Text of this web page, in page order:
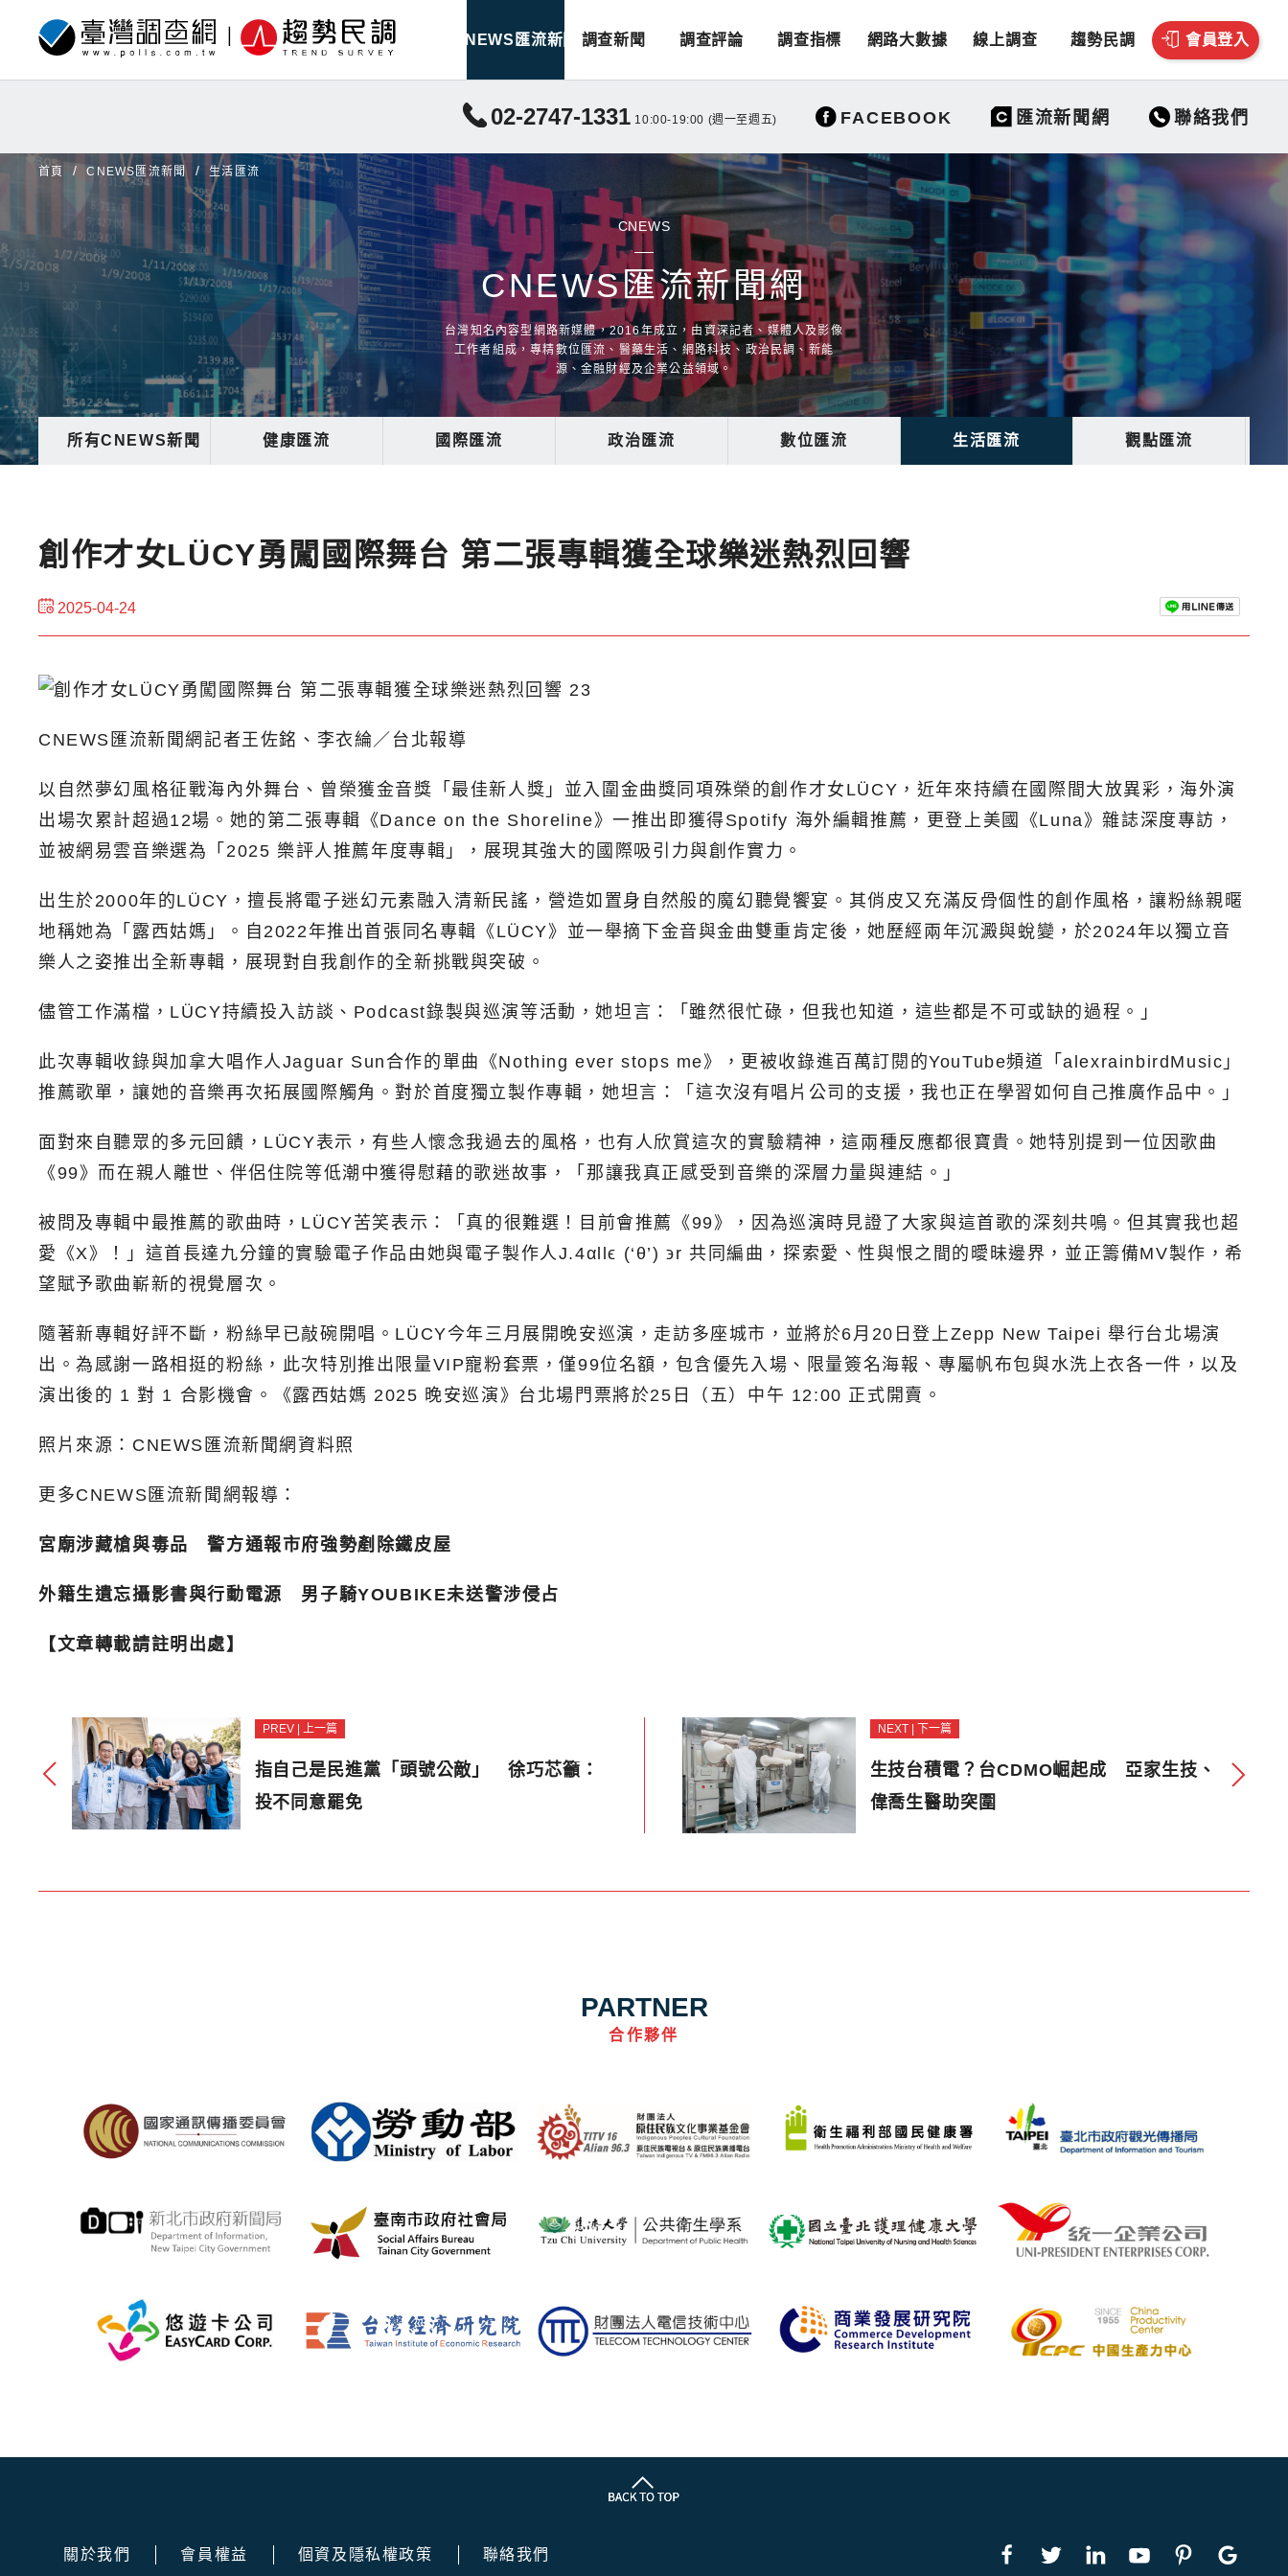
CNEWS匯流新聞 調查新聞 調查評論 調查指標 網路大數據 線上調查 趨勢民調 會員登入
02-2747-1331 10:00-19:00 (週一至週五) FACEBOOK 匯流新聞網 聯絡我們
首頁 CNEWS匯流新聞 生活匯流
CNEWS
CNEWS匯流新聞網
台灣知名內容型網路新媒體，2016年成立，由資深記者、媒體人及影像
工作者組成，專精數位匯流、醫藥生活、網路科技、政治民調、新能
源、金融財經及企業公益領域。
所有CNEWS新聞 健康匯流 國際匯流 政治匯流 數位匯流 生活匯流 觀點匯流
創作才女LÜCY勇闖國際舞台 第二張專輯獲全球樂迷熱烈回響
2025-04-24
CNEWS匯流新聞網記者王佐銘、李衣綸／台北報導
以自然夢幻風格征戰海內外舞台、曾榮獲金音獎「最佳新人獎」並入圍金曲獎同項殊榮的創作才女LÜCY，近年來持續在國際間大放異彩，海外演
出場次累計超過12場。她的第二張專輯《Dance on the Shoreline》一推出即獲得Spotify 海外編輯推薦，更登上美國《Luna》雜誌深度專訪，
並被網易雲音樂選為「2025 樂評人推薦年度專輯」，展現其強大的國際吸引力與創作實力。
出生於2000年的LÜCY，擅長將電子迷幻元素融入清新民謠，營造如置身自然般的魔幻聽覺饗宴。其俏皮又充滿反骨個性的創作風格，讓粉絲親暱
地稱她為「露西姑媽」。自2022年推出首張同名專輯《LÜCY》並一舉摘下金音與金曲雙重肯定後，她歷經兩年沉澱與蛻變，於2024年以獨立音
樂人之姿推出全新專輯，展現對自我創作的全新挑戰與突破。
儘管工作滿檔，LÜCY持續投入訪談、Podcast錄製與巡演等活動，她坦言：「雖然很忙碌，但我也知道，這些都是不可或缺的過程。」
此次專輯收錄與加拿大唱作人Jaguar Sun合作的單曲《Nothing ever stops me》，更被收錄進百萬訂閱的YouTube頻道「alexrainbirdMusic」
推薦歌單，讓她的音樂再次拓展國際觸角。對於首度獨立製作專輯，她坦言：「這次沒有唱片公司的支援，我也正在學習如何自己推廣作品中。」
面對來自聽眾的多元回饋，LÜCY表示，有些人懷念我過去的風格，也有人欣賞這次的實驗精神，這兩種反應都很寶貴。她特別提到一位因歌曲
《99》而在親人離世、伴侶住院等低潮中獲得慰藉的歌迷故事，「那讓我真正感受到音樂的深層力量與連結。」
被問及專輯中最推薦的歌曲時，LÜCY苦笑表示：「真的很難選！目前會推薦《99》，因為巡演時見證了大家與這首歌的深刻共鳴。但其實我也超
愛《X》！」這首長達九分鐘的實驗電子作品由她與電子製作人J.4αllϵ (‘θ’) ϶r 共同編曲，探索愛、性與恨之間的曖昧邊界，並正籌備MV製作，希
望賦予歌曲嶄新的視覺層次。
隨著新專輯好評不斷，粉絲早已敲碗開唱。LÜCY今年三月展開晚安巡演，走訪多座城市，並將於6月20日登上Zepp New Taipei 舉行台北場演
出。為感謝一路相挺的粉絲，此次特別推出限量VIP寵粉套票，僅99位名額，包含優先入場、限量簽名海報、專屬帆布包與水洗上衣各一件，以及
演出後的 1 對 1 合影機會。《露西姑媽 2025 晚安巡演》台北場門票將於25日（五）中午 12:00 正式開賣。
照片來源：CNEWS匯流新聞網資料照
更多CNEWS匯流新聞網報導：
宮廟涉藏槍與毒品 警方通報市府強勢剷除鐵皮屋
外籍生遺忘攝影書與行動電源 男子騎YOUBIKE未送警涉侵占
【文章轉載請註明出處】
PREV | 上一篇
指自己是民進黨「頭號公敵」 徐巧芯籲：
投不同意罷免
NEXT | 下一篇
生技台積電？台CDMO崛起成 亞家生技、
偉喬生醫助突圍
PARTNER
合作夥伴
關於我們 會員權益 個資及隱私權政策 聯絡我們